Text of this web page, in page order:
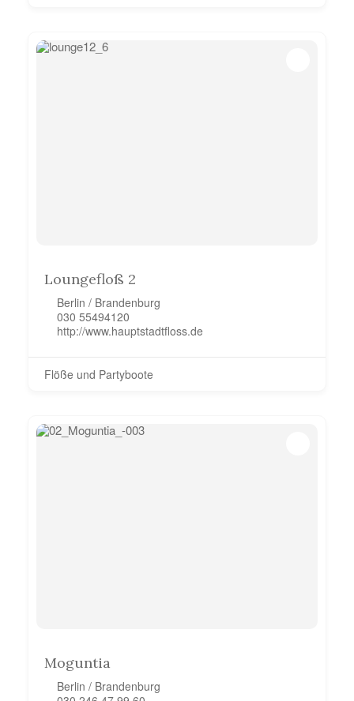
Loungefloß 2
Berlin / Brandenburg
030 55494120
http://www.hauptstadtfloss.de
Flöße und Partyboote
Moguntia
Berlin / Brandenburg